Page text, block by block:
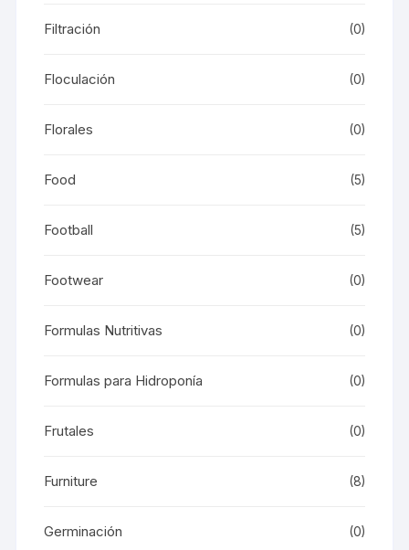
Filtración (0)
Floculación (0)
Florales (0)
Food (5)
Football (5)
Footwear (0)
Formulas Nutritivas (0)
Formulas para Hidroponía (0)
Frutales (0)
Furniture (8)
Germinación (0)